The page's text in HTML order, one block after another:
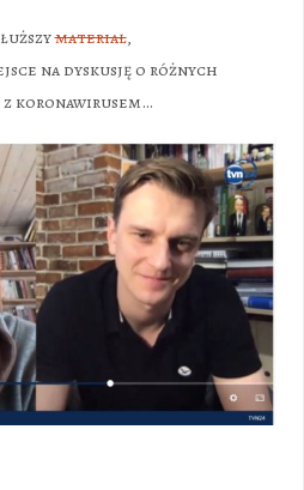
materiał,
na dyskusję o różnych
koronawirusem…